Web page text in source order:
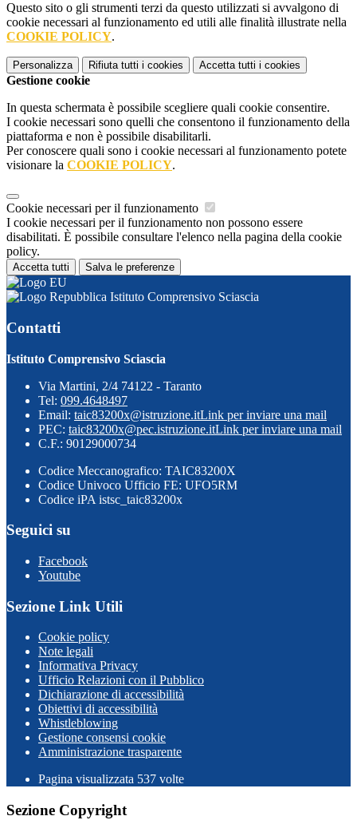
Questo sito o gli strumenti terzi da questo utilizzati si avvalgono di
cookie necessari al funzionamento ed utili alle finalità illustrate nella
COOKIE POLICY.
Personalizza Rifiuta tutti i cookies Accetta tutti i cookies
Gestione cookie
In questa schermata è possibile scegliere quali cookie consentire.
I cookie necessari sono quelli che consentono il funzionamento della
piattaforma e non è possibile disabilitarli.
Per conoscere quali sono i cookie necessari al funzionamento potete
visionare la COOKIE POLICY.
Cookie necessari per il funzionamento
I cookie necessari per il funzionamento non possono essere
disabilitati. È possibile consultare l'elenco nella pagina della cookie
policy.
Accetta tutti Salva le preferenze
Istituto Comprensivo Sciascia
Contatti
Istituto Comprensivo Sciascia
Via Martini, 2/4 74122 - Taranto
Tel: 099.4648497
Email: taic83200x@istruzione.itLink per inviare una mail
PEC: taic83200x@pec.istruzione.itLink per inviare una mail
C.F.: 90129000734
Codice Meccanografico: TAIC83200X
Codice Univoco Ufficio FE: UFO5RM
Codice iPA istsc_taic83200x
Seguici su
Facebook
Youtube
Sezione Link Utili
Cookie policy
Note legali
Informativa Privacy
Ufficio Relazioni con il Pubblico
Dichiarazione di accessibilità
Obiettivi di accessibilità
Whistleblowing
Gestione consensi cookie
Amministrazione trasparente
Pagina visualizzata 537 volte
Sezione Copyright